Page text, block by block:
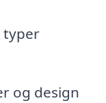
typer
og design